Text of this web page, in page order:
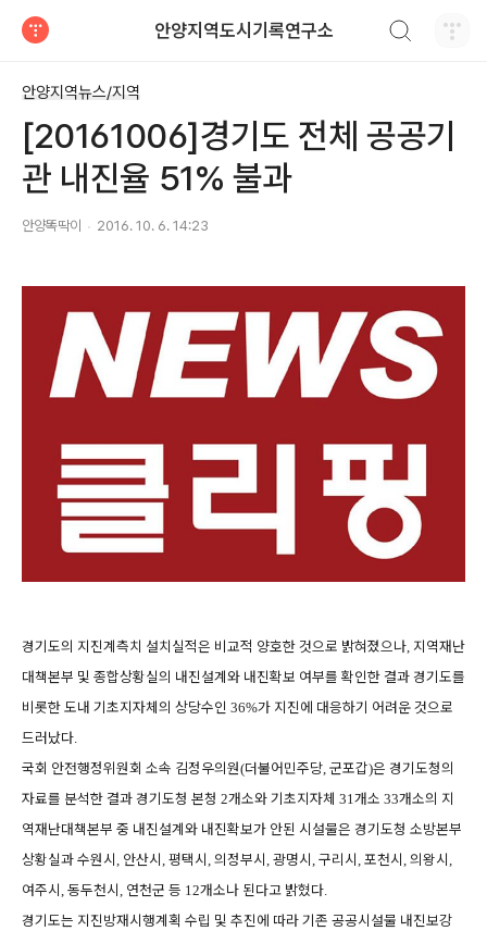
안양지역도시기록연구소
안양지역뉴스/지역
[20161006]경기도 전체 공공기
관 내진율 51% 불과
안양똑딱이 2016. 10. 6. 14:23
경기도의 지진계측치 설치실적은 비교적 양호한 것으로 밝혀졌으나, 지역재난
대책본부 및 종합상황실의 내진설계와 내진확보 여부를 확인한 결과 경기도를
비롯한 도내 기초지자체의 상당수인 36%가 지진에 대응하기 어려운 것으로
드러났다.
국회 안전행정위원회 소속 김정우의원(더불어민주당, 군포갑)은 경기도청의
자료를 분석한 결과 경기도청 본청 2개소와 기초지자체 31개소 33개소의 지
역재난대책본부 중 내진설계와 내진확보가 안된 시설물은 경기도청 소방본부
상황실과 수원시, 안산시, 평택시, 의정부시, 광명시, 구리시, 포천시, 의왕시,
여주시, 동두천시, 연천군 등 12개소나 된다고 밝혔다.
경기도는 지진방재시행계획 수립 및 추진에 따라 기존 공공시설물 내진보강